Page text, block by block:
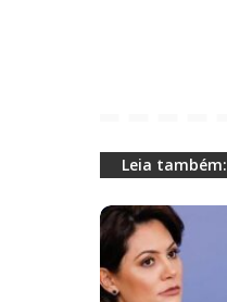
Leia também: